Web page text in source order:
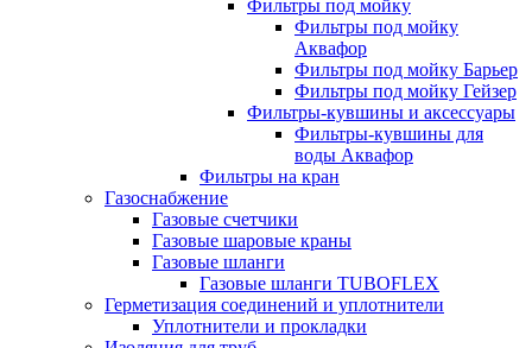
Фильтры под мойку
Фильтры под мойку
Аквафор
Фильтры под мойку Барьер
Фильтры под мойку Гейзер
Фильтры-кувшины и аксессуары
Фильтры-кувшины для
воды Аквафор
Фильтры на кран
Газоснабжение
Газовые счетчики
Газовые шаровые краны
Газовые шланги
Газовые шланги TUBOFLEX
Герметизация соединений и уплотнители
Уплотнители и прокладки